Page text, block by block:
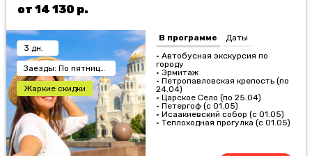
от 14 130 р.
3 дн.
Жаркие скидки
В программе
Даты
• Автобусная экскурсия по
городу
• Эрмитаж
• Петропавловская крепость (по
24.04)
• Царское Село (по 25.04)
• Петергоф (с 01.05)
• Исаакиевский собор (с 01.05)
• Теплоходная прогулка (с 01.05)